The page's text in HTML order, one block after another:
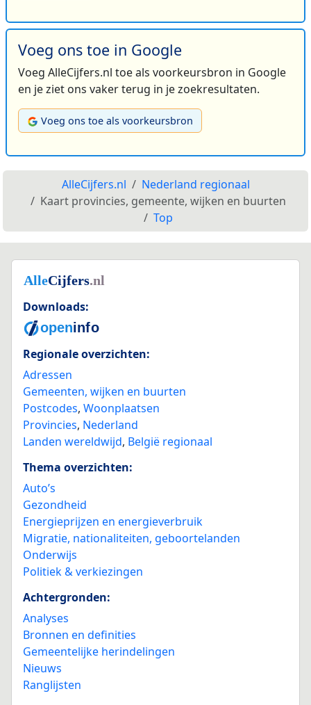
Voeg ons toe in Google
Voeg AlleCijfers.nl toe als voorkeursbron in Google
en je ziet ons vaker terug in je zoekresultaten.
Voeg ons toe als voorkeursbron
AlleCijfers.nl
Nederland regionaal
Kaart provincies, gemeente, wijken en buurten
Top
Downloads:
Regionale overzichten:
Adressen
Gemeenten, wijken en buurten
Postcodes, Woonplaatsen
Provincies, Nederland
Landen wereldwijd, België regionaal
Thema overzichten:
Auto’s
Gezondheid
Energieprijzen en energieverbruik
Migratie, nationaliteiten, geboortelanden
Onderwijs
Politiek & verkiezingen
Achtergronden:
Analyses
Bronnen en definities
Gemeentelijke herindelingen
Nieuws
Ranglijsten